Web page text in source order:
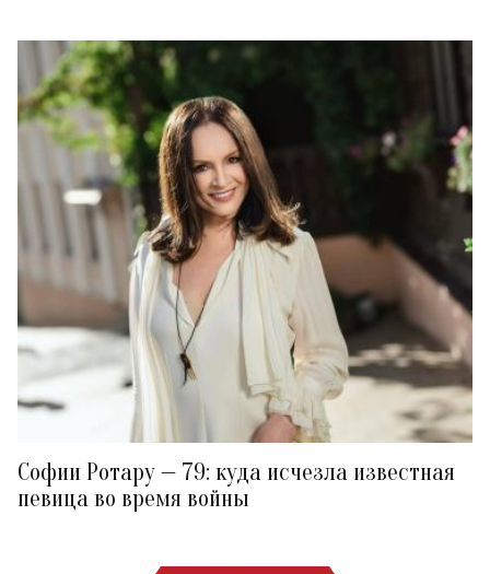
Софии Ротару — 79: куда исчезла известная
певица во время войны